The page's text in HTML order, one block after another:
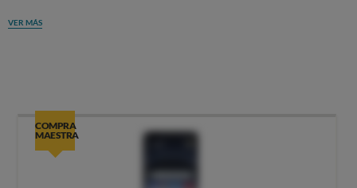
VER MÁS
COMPRA
MAESTRA